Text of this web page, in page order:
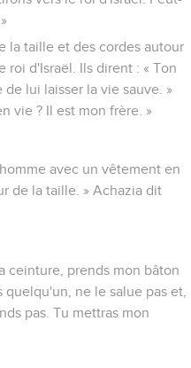
la taille et des cordes autour
roi d'Israël. Ils dirent : « Ton
lui laisser la vie sauve. »
vie ? Il est mon frère. »
avec un vêtement en
de la taille. » Achazia dit
ceinture, prends mon bâton
quelqu'un, ne le salue pas et,
pas. Tu mettras mon